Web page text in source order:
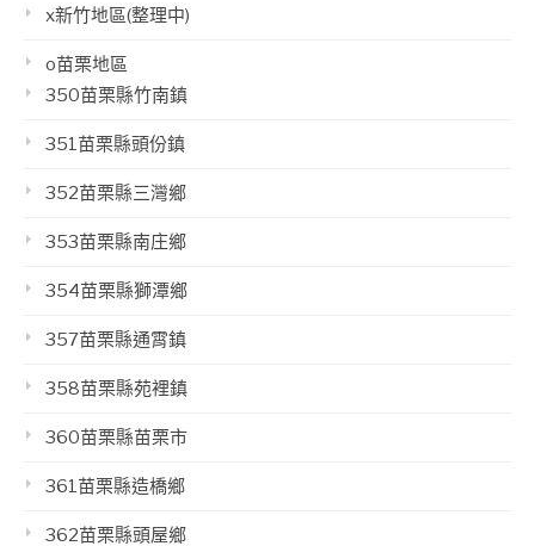
x新竹地區(整理中)
o苗栗地區
350苗栗縣竹南鎮
351苗栗縣頭份鎮
352苗栗縣三灣鄉
353苗栗縣南庄鄉
354苗栗縣獅潭鄉
357苗栗縣通霄鎮
358苗栗縣苑裡鎮
360苗栗縣苗栗市
361苗栗縣造橋鄉
362苗栗縣頭屋鄉